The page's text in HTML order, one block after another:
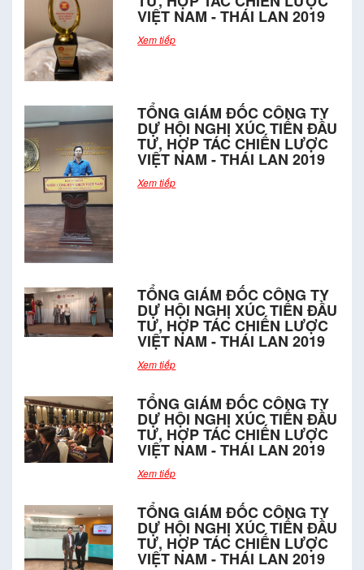
VIỆT NAM - THÁI LAN 2019
Xem tiếp
TỔNG GIÁM ĐỐC CÔNG TY
DỰ HỘI NGHỊ XÚC TIẾN ĐẦU
TƯ, HỢP TÁC CHIẾN LƯỢC
VIỆT NAM - THÁI LAN 2019
Xem tiếp
TỔNG GIÁM ĐỐC CÔNG TY
DỰ HỘI NGHỊ XÚC TIẾN ĐẦU
TƯ, HỢP TÁC CHIẾN LƯỢC
VIỆT NAM - THÁI LAN 2019
Xem tiếp
TỔNG GIÁM ĐỐC CÔNG TY
DỰ HỘI NGHỊ XÚC TIẾN ĐẦU
TƯ, HỢP TÁC CHIẾN LƯỢC
VIỆT NAM - THÁI LAN 2019
Xem tiếp
TỔNG GIÁM ĐỐC CÔNG TY
DỰ HỘI NGHỊ XÚC TIẾN ĐẦU
TƯ, HỢP TÁC CHIẾN LƯỢC
VIỆT NAM - THÁI LAN 2019